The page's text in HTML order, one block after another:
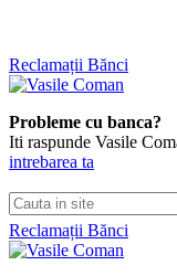
Skip
to
Reclamații Bănci
Probleme cu banca?
Iti raspunde Vasile
intrebarea ta
Cauta
in
site
Reclamații Bănci